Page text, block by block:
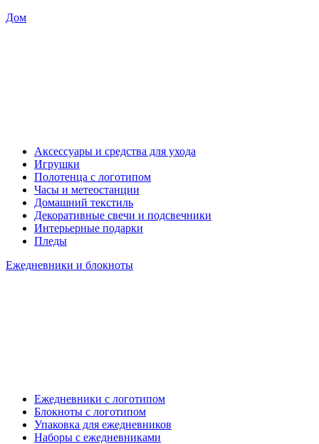
Дом
Аксессуары и средства для ухода
Игрушки
Полотенца с логотипом
Часы и метеостанции
Домашний текстиль
Декоративные свечи и подсвечники
Интерьерные подарки
Пледы
Ежедневники и блокноты
Ежедневники с логотипом
Блокноты с логотипом
Упаковка для ежедневников
Наборы с ежедневниками